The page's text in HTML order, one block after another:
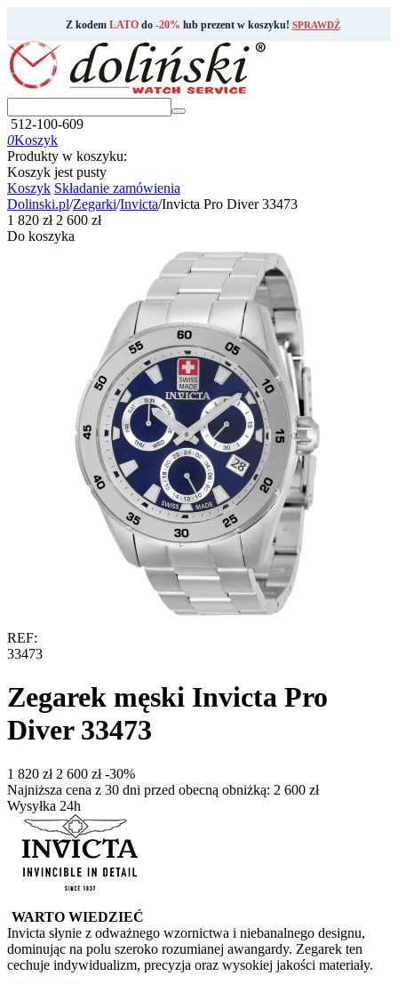
Z kodem LATOdo -20% lub prezent w koszyku! SPRAWDŹ
512-100-609
0Koszyk
Produkty w koszyku:
Koszyk jest pusty
Koszyk Składanie zamówienia
Dolinski.pl/Zegarki/Invicta/Invicta Pro Diver 33473
‍1 820‍ zł ‍2 600‍ zł
Do koszyka
REF:
33473
Zegarek męski Invicta Pro
Diver 33473
‍1 820‍ zł ‍2 600‍ zł -30%
Najniższa cena z 30 dni przed obecną obniżką: 2 600 zł
Wysyłka 24h
WARTO WIEDZIEĆ
Invicta słynie z odważnego wzornictwa i niebanalnego designu,
dominując na polu szeroko rozumianej awangardy. Zegarek ten
cechuje indywidualizm, precyzja oraz wysokiej jakości materiały.